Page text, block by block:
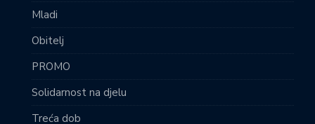
Mladi
Obitelj
PROMO
Solidarnost na djelu
Treća dob